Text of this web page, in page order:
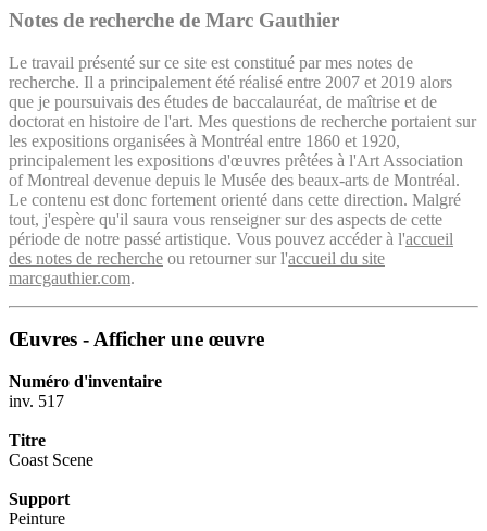
Notes de recherche de Marc Gauthier
Le travail présenté sur ce site est constitué par mes notes de
recherche. Il a principalement été réalisé entre 2007 et 2019 alors
que je poursuivais des études de baccalauréat, de maîtrise et de
doctorat en histoire de l'art. Mes questions de recherche portaient sur
les expositions organisées à Montréal entre 1860 et 1920,
principalement les expositions d'œuvres prêtées à l'Art Association
of Montreal devenue depuis le Musée des beaux-arts de Montréal.
Le contenu est donc fortement orienté dans cette direction. Malgré
tout, j'espère qu'il saura vous renseigner sur des aspects de cette
période de notre passé artistique. Vous pouvez accéder à l'accueil
des notes de recherche ou retourner sur l'accueil du site
marcgauthier.com.
Œuvres - Afficher une œuvre
Numéro d'inventaire
inv. 517
Titre
Coast Scene
Support
Peinture